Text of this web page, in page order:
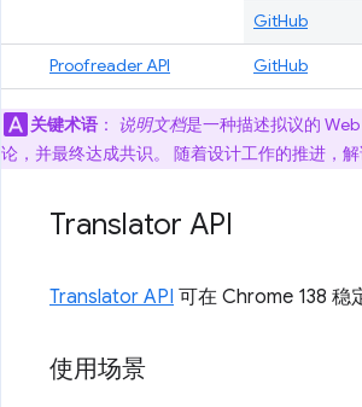
GitHub
Proofreader API GitHub
关键术语 ： 说明文档是一种描述拟议的
论，并最终达成共识。 随着设计工作的推进，解
Translator API
Translator API 可在 Chrome 138 稳
使用场景